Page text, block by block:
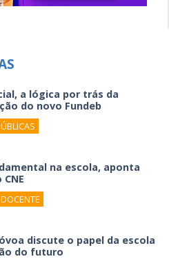
a lógica por trás da
do novo Fundeb
na escola, aponta
discute o papel da escola
do futuro